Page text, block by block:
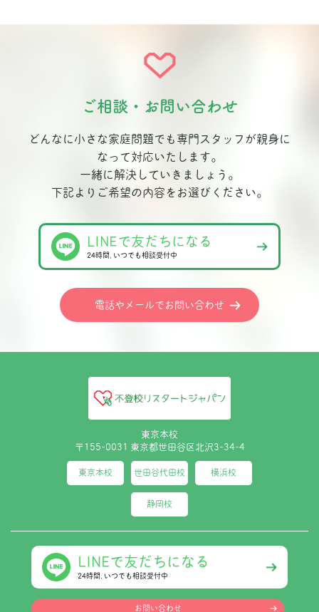
ご相談・お問い合わせ
どんなに小さな家庭問題でも専門スタッフが親身に
なって対応いたします。
一緒に解決していきましょう。
下記よりご希望の内容をお選びください。
LINEで友だちになる
24時間､いつでも相談受付中
電話やメールでお問い合わせ
東京本校
〒155-0031 東京都世田谷区北沢3-34-4
東京本校 世田谷代田校 横浜校
静岡校
LINEで友だちになる
24時間､いつでも相談受付中
お問い合わせ